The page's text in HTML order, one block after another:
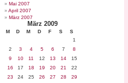
Mai 2007
April 2007
März 2007
März 2009
M D M D F S S
1
2
3 4 5 6 7
8
9
10 11 12 13 14
15
16
17 18 19 20 21
22
23
24 25 26 27 28
29